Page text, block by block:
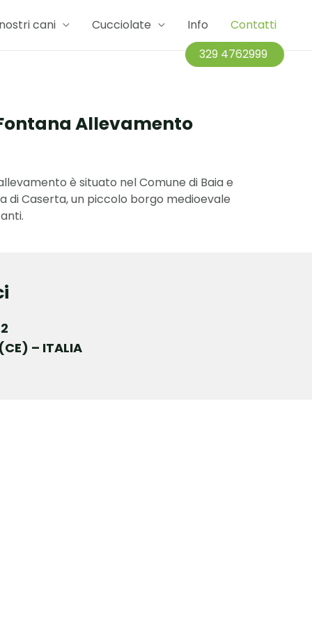
cani Cucciolate Info
Contatti
329 4762999
Allevamento
è situato nel Comune di Baia e
di Caserta, un piccolo borgo medioevale
– ITALIA